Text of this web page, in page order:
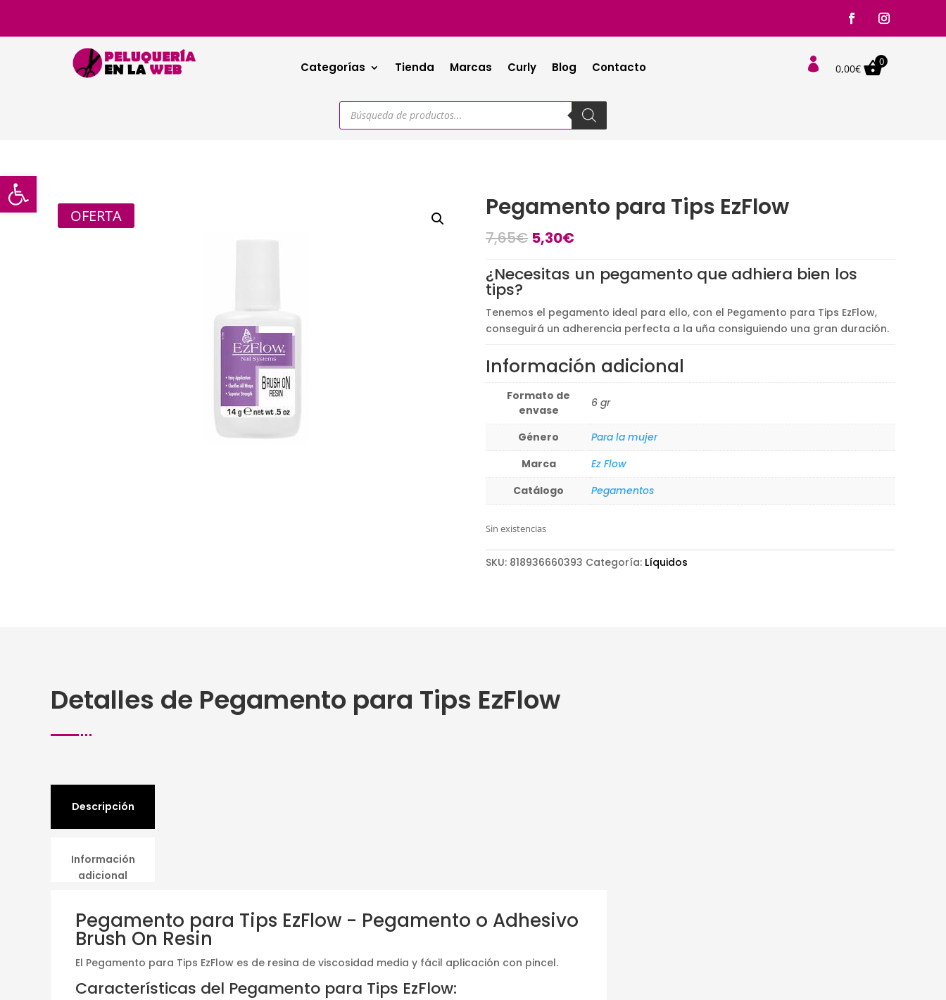
Abrir barra de herramientas
Categorías Tienda Marcas Curly Blog Contacto  0,00€
0
Búsqueda
productos
OFERTA Pegamento para Tips EzFlow
7,65€ El
original
era:
5,30€El
actual
es:
¿Necesitas un pegamento que adhiera bien los
tips?
Tenemos el pegamento ideal para ello, con el Pegamento para Tips EzFlow,
conseguirá un adherencia perfecta a la uña consiguiendo una gran duración.
Información adicional
Formato de
envase
6 gr
Género
Para la mujer
Marca
Ez Flow
Catálogo
Pegamentos
Sin existencias
SKU: 818936660393 Categoría: Líquidos
Detalles de Pegamento para Tips EzFlow
Descripción
Información
adicional
Pegamento para Tips EzFlow - Pegamento o Adhesivo
Brush On Resin
El Pegamento para Tips EzFlow es de resina de viscosidad media y fácil aplicación con pincel.
Características del Pegamento para Tips EzFlow: